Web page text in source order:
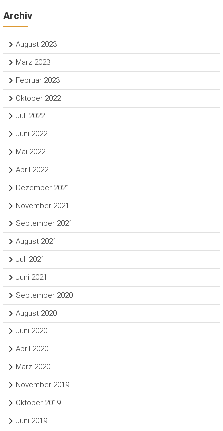
Archiv
August 2023
März 2023
Februar 2023
Oktober 2022
Juli 2022
Juni 2022
Mai 2022
April 2022
Dezember 2021
November 2021
September 2021
August 2021
Juli 2021
Juni 2021
September 2020
August 2020
Juni 2020
April 2020
März 2020
November 2019
Oktober 2019
Juni 2019